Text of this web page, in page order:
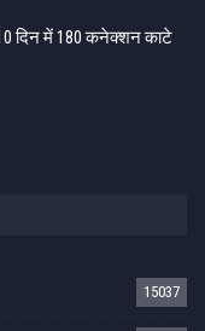
दिन में 180 कनेक्शन काटे
15037